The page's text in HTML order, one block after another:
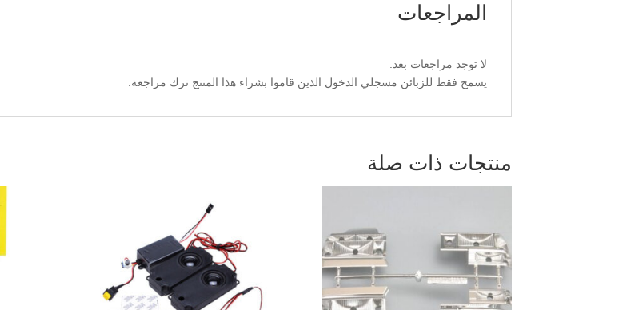
المراجعات
لا توجد مراجعات بعد.
يسمح فقط للزبائن مسجلي الدخول الذين قاموا بشراء هذا المنتج ترك مراجعة.
منتجات ذات صلة